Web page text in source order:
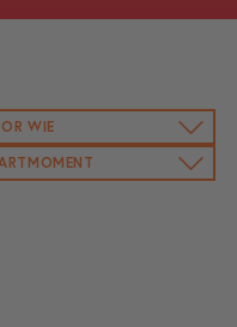
WIE